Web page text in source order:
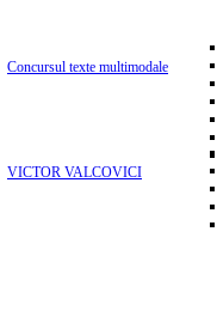
Concursul texte multimodale
VICTOR VALCOVICI